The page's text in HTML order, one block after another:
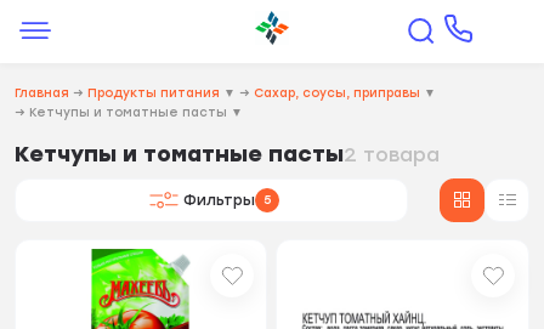
Главная → Продукты питания ▼ → Сахар, соусы, приправы ▼
→ Кетчупы и томатные пасты ▼
Кетчупы и томатные пасты2 товара
Фильтры 5